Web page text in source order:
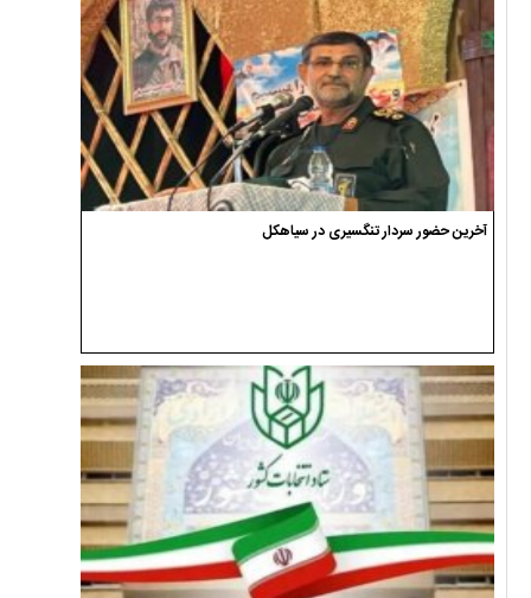
آخرین حضور سردار تنگسیری در سیاهکل